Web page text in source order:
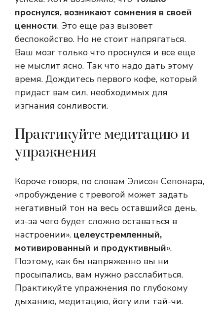
проснулся, возникают сомнения в своей
ценности. Это еще раз вызовет
беспокойство. Но не стоит напрягаться.
Ваш мозг только что проснулся и все еще
не мыслит ясно. Так что надо дать этому
время. Дождитесь первого кофе, который
придаст вам сил, необходимых для
изгнания сонливости.
Практикуйте медитацию и
упражнения
Короче говоря, по словам Элисон Сепонара,
«пробуждение с тревогой может задать
негативный тон на весь оставшийся день,
из-за чего будет сложно оставаться в
настроении». целеустремленный,
мотивированный и продуктивный».
Поэтому, как бы напряженно вы ни
просыпались, вам нужно расслабиться.
Практикуйте упражнения по глубокому
дыханию, медитацию, йогу или тай-чи.